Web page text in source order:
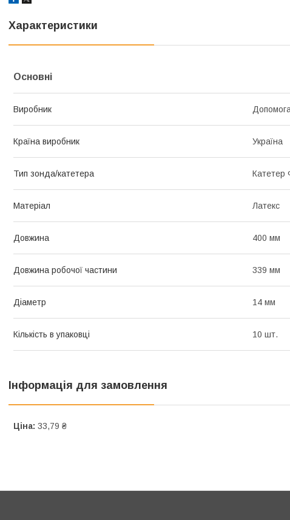
Характеристики
Основні
Виробник
Країна виробник Україна
Тип зонда/катетера Катетер
Матеріал Латекс
Довжина 400 мм
Довжина робочої частини 339 мм
Діаметр 14 мм
Кількість в упаковці 10 шт.
Інформація для замовлення
Ціна: 33,79 ₴